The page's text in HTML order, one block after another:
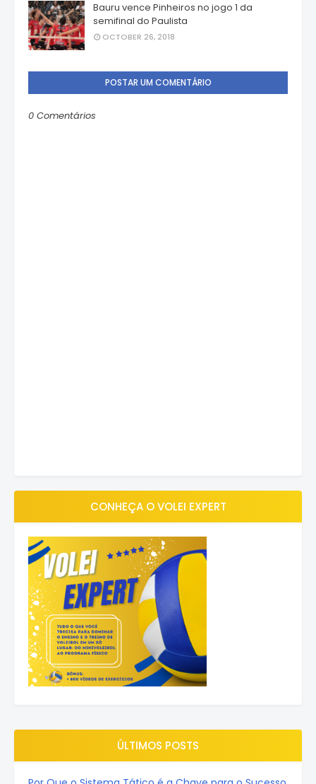
Bauru vence Pinheiros no jogo 1 da
semifinal do Paulista
OCTOBER 26, 2018
POSTAR UM COMENTÁRIO
0 Comentários
CONHEÇA O VOLEI EXPERT
ÚLTIMOS POSTS